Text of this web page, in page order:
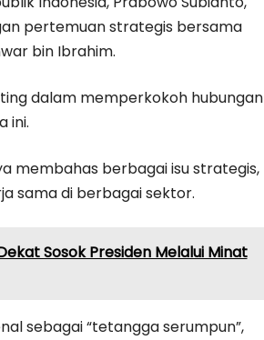
pertemuan strategis bersama
bin Ibrahim.
dalam memperkokoh hubungan
ini.
membahas berbagai isu strategis,
sama di berbagai sektor.
Sosok Presiden Melalui Minat
sebagai “tetangga serumpun”,